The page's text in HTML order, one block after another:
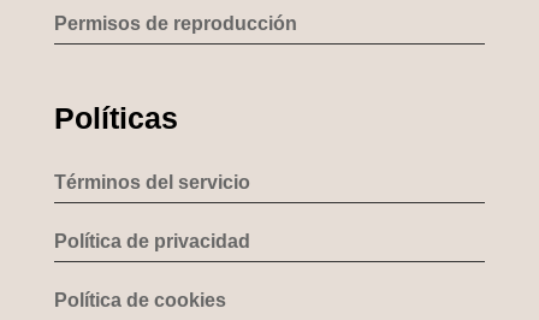
Permisos de reproducción
Políticas
Términos del servicio
Política de privacidad
Política de cookies